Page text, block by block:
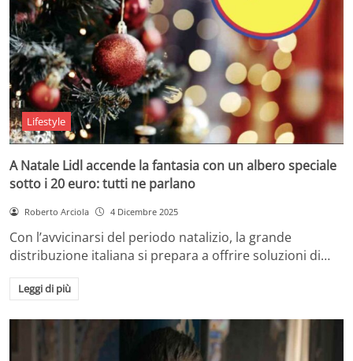
Lifestyle
A Natale Lidl accende la fantasia con un albero speciale
sotto i 20 euro: tutti ne parlano
Roberto Arciola 4 Dicembre 2025
Con l’avvicinarsi del periodo natalizio, la grande
distribuzione italiana si prepara a offrire soluzioni di…
Leggi di più